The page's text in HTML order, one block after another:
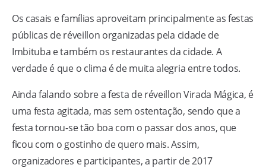
Os casais e famílias aproveitam principalmente as festas
públicas de réveillon organizadas pela cidade de
Imbituba e também os restaurantes da cidade. A
verdade é que o clima é de muita alegria entre todos.
Ainda falando sobre a festa de réveillon Virada Mágica, é
uma festa agitada, mas sem ostentação, sendo que a
festa tornou-se tão boa com o passar dos anos, que
ficou com o gostinho de quero mais. Assim,
organizadores e participantes, a partir de 2017